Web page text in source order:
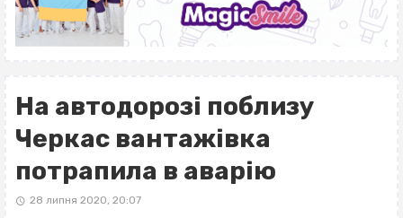
На автодорозі поблизу
Черкас вантажівка
потрапила в аварію
28 липня 2020, 20:07